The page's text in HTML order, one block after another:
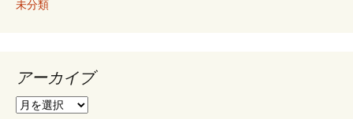
未分類
アーカイブ
ア